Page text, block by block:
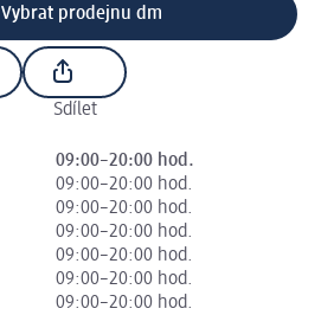
Vybrat prodejnu dm
Sdílet
09:00–20:00 hod.
09:00–20:00 hod.
09:00–20:00 hod.
09:00–20:00 hod.
09:00–20:00 hod.
09:00–20:00 hod.
09:00–20:00 hod.